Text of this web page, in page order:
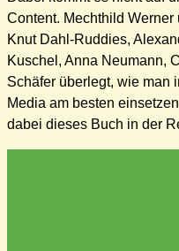
Content. Mechthild
Knut Dahl-Ruddies,
Kuschel, Anna Neumann,
Schäfer überlegt, wie man
Media am besten
dabei dieses Buch in der